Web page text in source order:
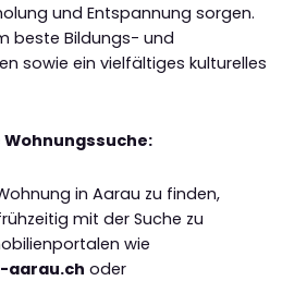
und Entspannung sorgen.
beste Bildungs- und
sowie ein vielfältiges kulturelles
Wohnungssuche:
in Aarau zu finden,
mit der Suche zu
wie
aarau.ch oder